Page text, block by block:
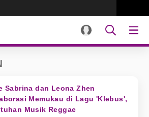
Sabrina dan Leona Zhen
Memukau di Lagu 'Klebus',
Musik Reggae